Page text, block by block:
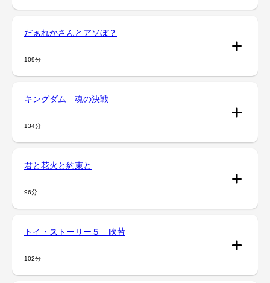
だぁれかさんとアソぼ？
109分
キングダム 魂の決戦
134分
君と花火と約束と
96分
トイ・ストーリー５ 吹替
102分